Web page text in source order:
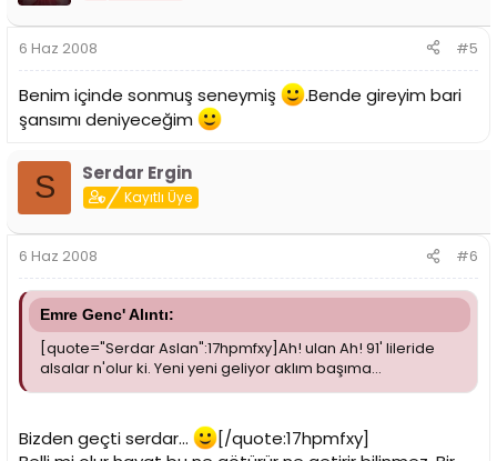
6 Haz 2008 #5
Benim içinde sonmuş seneymiş
.Bende gireyim bari
şansımı deniyeceğim
S Serdar Ergin
Kayıtlı Üye
6 Haz 2008 #6
Emre Genc' Alıntı:
[quote="Serdar Aslan":17hpmfxy]Ah! ulan Ah! 91' lileride
alsalar n'olur ki. Yeni yeni geliyor aklım başıma...
Bizden geçti serdar...
[/quote:17hpmfxy]